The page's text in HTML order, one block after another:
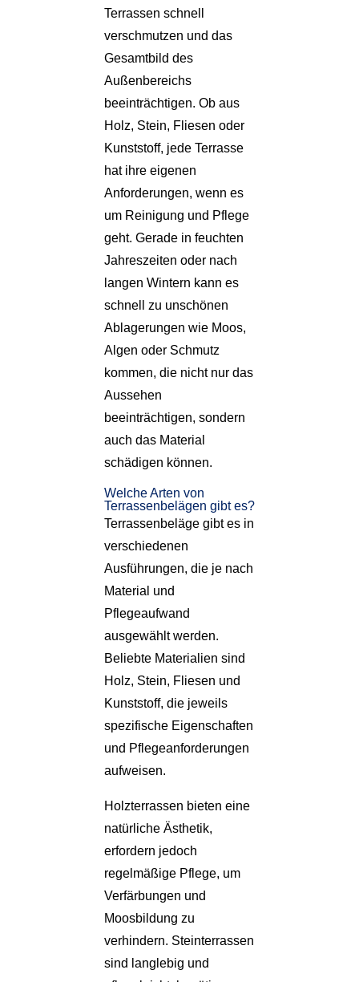
Terrassen schnell
verschmutzen und das
Gesamtbild des
Außenbereichs
beeinträchtigen. Ob aus
Holz, Stein, Fliesen oder
Kunststoff, jede Terrasse
hat ihre eigenen
Anforderungen, wenn es
um Reinigung und Pflege
geht. Gerade in feuchten
Jahreszeiten oder nach
langen Wintern kann es
schnell zu unschönen
Ablagerungen wie Moos,
Algen oder Schmutz
kommen, die nicht nur das
Aussehen
beeinträchtigen, sondern
auch das Material
schädigen können.
Welche Arten von
Terrassenbelägen gibt es?
Terrassenbeläge gibt es in
verschiedenen
Ausführungen, die je nach
Material und
Pflegeaufwand
ausgewählt werden.
Beliebte Materialien sind
Holz, Stein, Fliesen und
Kunststoff, die jeweils
spezifische Eigenschaften
und Pflegeanforderungen
aufweisen.
Holzterrassen bieten eine
natürliche Ästhetik,
erfordern jedoch
regelmäßige Pflege, um
Verfärbungen und
Moosbildung zu
verhindern. Steinterrassen
sind langlebig und